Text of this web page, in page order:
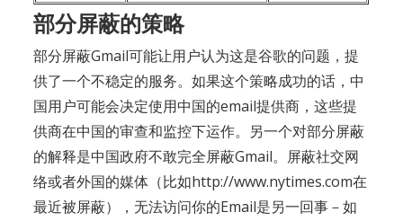
部分屏蔽的策略
部分屏蔽Gmail可能让用户认为这是谷歌的问题，提
供了一个不稳定的服务。如果这个策略成功的话，中
国用户可能会决定使用中国的email提供商，这些提
供商在中国的审查和监控下运作。另一个对部分屏蔽
的解释是中国政府不敢完全屏蔽Gmail。屏蔽社交网
络或者外国的媒体（比如http://www.nytimes.com在
最近被屏蔽），无法访问你的Email是另一回事－如